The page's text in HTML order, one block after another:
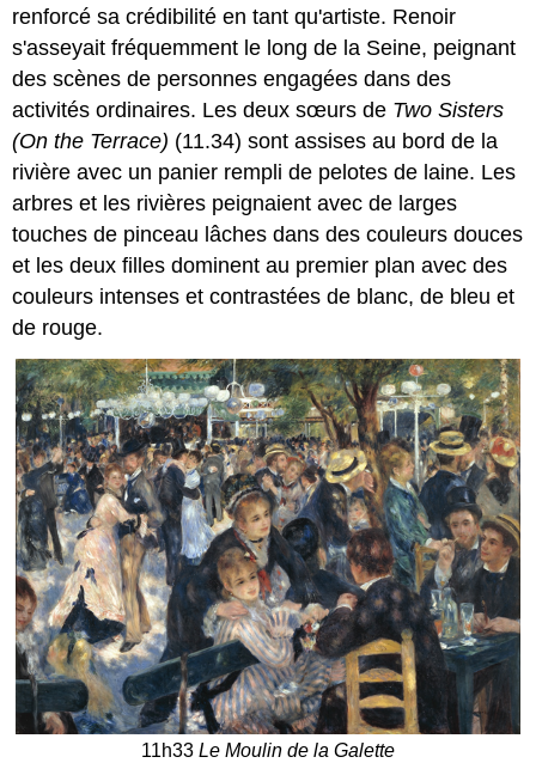
renforcé sa crédibilité en tant qu'artiste. Renoir
s'asseyait fréquemment le long de la Seine, peignant
des scènes de personnes engagées dans des
activités ordinaires. Les deux sœurs de Two Sisters
(On the Terrace) (11.34) sont assises au bord de la
rivière avec un panier rempli de pelotes de laine. Les
arbres et les rivières peignaient avec de larges
touches de pinceau lâches dans des couleurs douces
et les deux filles dominent au premier plan avec des
couleurs intenses et contrastées de blanc, de bleu et
de rouge.
11h33 Le Moulin de la Galette